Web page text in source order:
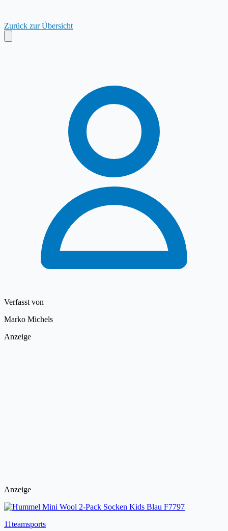
Zurück zur Übersicht
Verfasst von
Marko Michels
Anzeige
Anzeige
11teamsports